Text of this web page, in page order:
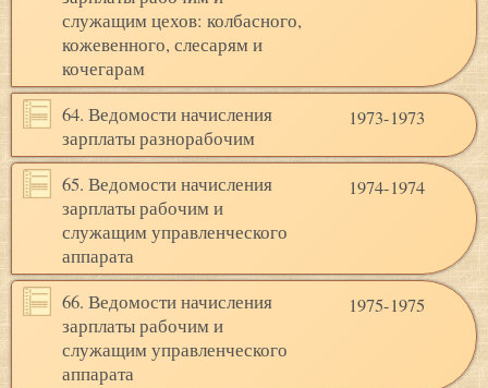
служащим цехов: колбасного,
кожевенного, слесарям и
кочегарам
64. Ведомости начисления
зарплаты разнорабочим
1973-1973
65. Ведомости начисления
зарплаты рабочим и
служащим управленческого
аппарата
1974-1974
66. Ведомости начисления
зарплаты рабочим и
служащим управленческого
аппарата
1975-1975